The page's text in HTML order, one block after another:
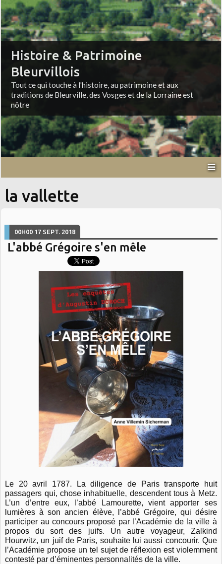
Histoire & Patrimoine
Bleurvillois
Tout ce qui touche à l'histoire, au patrimoine et aux
traditions de Bleurville, des Vosges et de la Lorraine est
nôtre
la vallette
00H00 17 SEPT. 2018
L'abbé Grégoire s'en mêle
Le 20 avril 1787. La diligence de Paris transporte huit
passagers qui, chose inhabituelle, descendent tous à Metz.
L’un d’entre eux, l’abbé Lamourette, vient apporter ses
lumières à son ancien élève, l’abbé Grégoire, qui désire
participer au concours proposé par l’Académie de la ville à
propos du sort des juifs. Un autre voyageur, Zalkind
Hourwitz, un juif de Paris, souhaite lui aussi concourir. Que
l’Académie propose un tel sujet de réflexion est violemment
contesté par d’éminentes personnalités de la ville.